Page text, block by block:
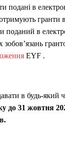
подані в
гранти в
поданий в
зобов’язань
EYF .
в будь-який
до 31 жовтня